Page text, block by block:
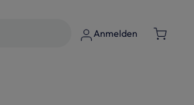
Anmelden